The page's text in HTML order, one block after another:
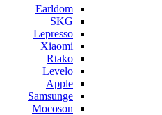
Earldom
SKG
Lepresso
Xiaomi
Rtako
Levelo
Apple
Samsunge
Mocoson